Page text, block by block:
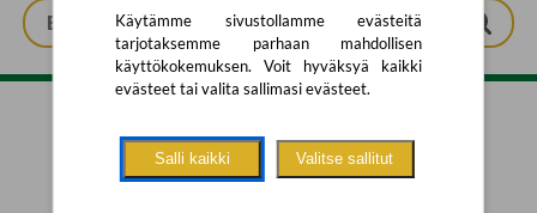
Tarkennettu haku
Käytämme sivustollamme evästeitä
tarjotaksemme parhaan mahdollisen
käyttökokemuksen. Voit hyväksyä kaikki
evästeet tai valita sallimasi evästeet.
Salli kaikki Valitse sallitut